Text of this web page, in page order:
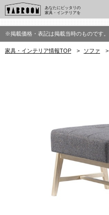
あなたにピッタリの
家具・インテリアを
※掲載価格・表記は掲載当時のものです。
家具・インテリア情報TOP > ソファ >